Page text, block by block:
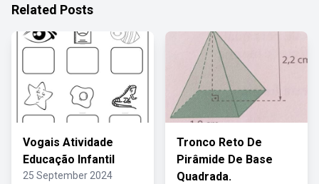
Related Posts
Vogais Atividade
Educação Infantil
25 September 2024
Tronco Reto De
Pirâmide De Base
Quadrada.